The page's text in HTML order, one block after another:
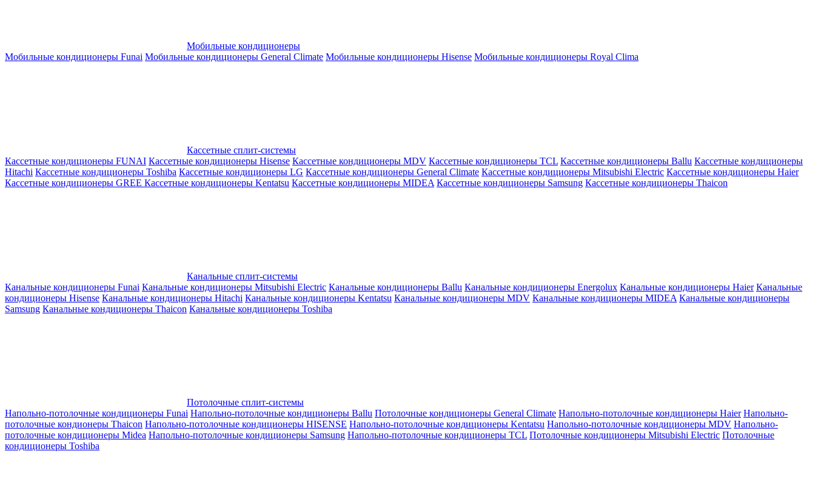
Мобильные кондиционеры
Мобильные кондиционеры Funai Мобильные кондиционеры General Climate Мобильные кондиционеры Hisense Мобильные кондиционеры Royal Clima
Кассетные сплит-системы
Кассетные кондиционеры FUNAI Кассетные кондиционеры Hisense Кассетные кондиционеры MDV Кассетные кондиционеры TCL Кассетные кондиционеры Ballu Кассетные кондиционеры
Hitachi Кассетные кондиционеры Toshiba Кассетные кондиционеры LG Кассетные кондиционеры General Climate Кассетные кондиционеры Mitsubishi Electric Кассетные кондиционеры Haier
Кассетные кондиционеры GREE Кассетные кондиционеры Kentatsu Кассетные кондиционеры MIDEA Кассетные кондиционеры Samsung Кассетные кондиционеры Thaicon
Канальные сплит-системы
Канальные кондиционеры Funai Канальные кондиционеры Mitsubishi Electric Канальные кондиционеры Ballu Канальные кондиционеры Energolux Канальные кондиционеры Haier Канальные
кондиционеры Hisense Канальные кондиционеры Hitachi Канальные кондиционеры Kentatsu Канальные кондиционеры MDV Канальные кондиционеры MIDEA Канальные кондиционеры
Samsung Канальные кондиционеры Thaicon Канальные кондиционеры Toshiba
Потолочные сплит-системы
Напольно-потолочные кондиционеры Funai Напольно-потолочные кондиционеры Ballu Потолочные кондиционеры General Climate Напольно-потолочные кондиционеры Haier Напольно-
потолочные кондионеры Thaicon Напольно-потолочные кондиционеры HISENSE Напольно-потолочные кондиционеры Kentatsu Напольно-потолочные кондиционеры MDV Напольно-
потолочные кондиционеры Midea Напольно-потолочные кондиционеры Samsung Напольно-потолочные кондиционеры TCL Потолочные кондиционеры Mitsubishi Electric Потолочные
кондиционеры Toshiba